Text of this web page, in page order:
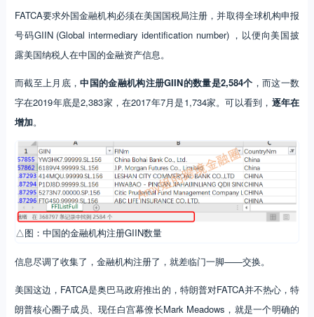
FATCA要求外国金融机构必须在美国国税局注册，并取得全球机构申报
号码GIIN (Global intermediary identification number) ，以便向美国披
露美国纳税人在中国的金融资产信息。
而截至上月底，中国的金融机构注册GIIN的数量是2,584个 ，而这一数
字在2019年底是2,383家，在2017年7月是1,734家。可以看到， 逐年在
增加。
△图：中国的金融机构注册GIIN数量
信息尽调了收集了，金融机构注册了，就差临门一脚——交换。
美国这边，FATCA是奥巴马政府推出的，特朗普对FATCA并不热心，特
朗普核心圈子成员、现任白宫幕僚长Mark Meadows，就是一个明确的